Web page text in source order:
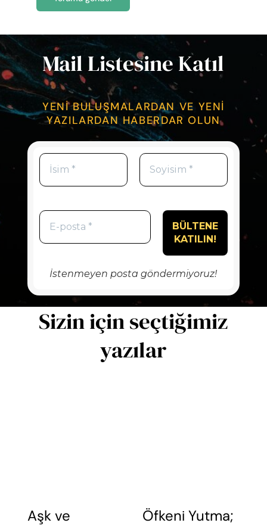
Mail Listesine Katıl
YENİ BULUŞMALARDAN VE YENİ
YAZILARDAN HABERDAR OLUN
İstenmeyen posta göndermiyoruz!
Sizin için seçtiğimiz
yazılar
Aşk ve
Öfkeni Yutma;